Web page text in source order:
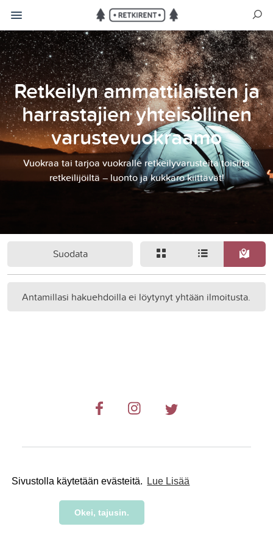
Sivustolla käytetään evästeitä. Lue Lisää
Okei, tajusin.
Retkeilyn ammattilaisten ja
harrastajien yhteisöllinen
varustevuokraamo
Vuokraa tai tarjoa vuokralle retkeilyvarusteita toisilta
retkeilijöiltä – luonto ja kukkaro kiittävät!
Suodata
Antamillasi hakuehdoilla ei löytynyt yhtään ilmoitusta.